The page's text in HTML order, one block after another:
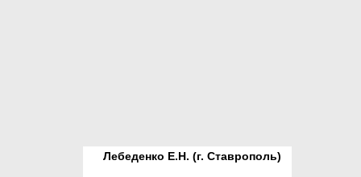
Лебеденко Е.Н. (г. Ставрополь)